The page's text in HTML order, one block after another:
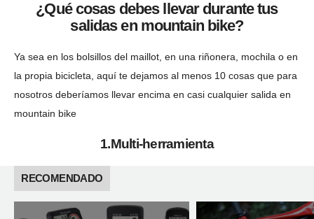
¿Qué cosas debes llevar durante tus
salidas en mountain bike?
Ya sea en los bolsillos del maillot, en una riñonera, mochila o en
la propia bicicleta, aquí te dejamos al menos 10 cosas que para
nosotros deberíamos llevar encima en casi cualquier salida en
mountain bike
1.Multi-herramienta
RECOMENDADO